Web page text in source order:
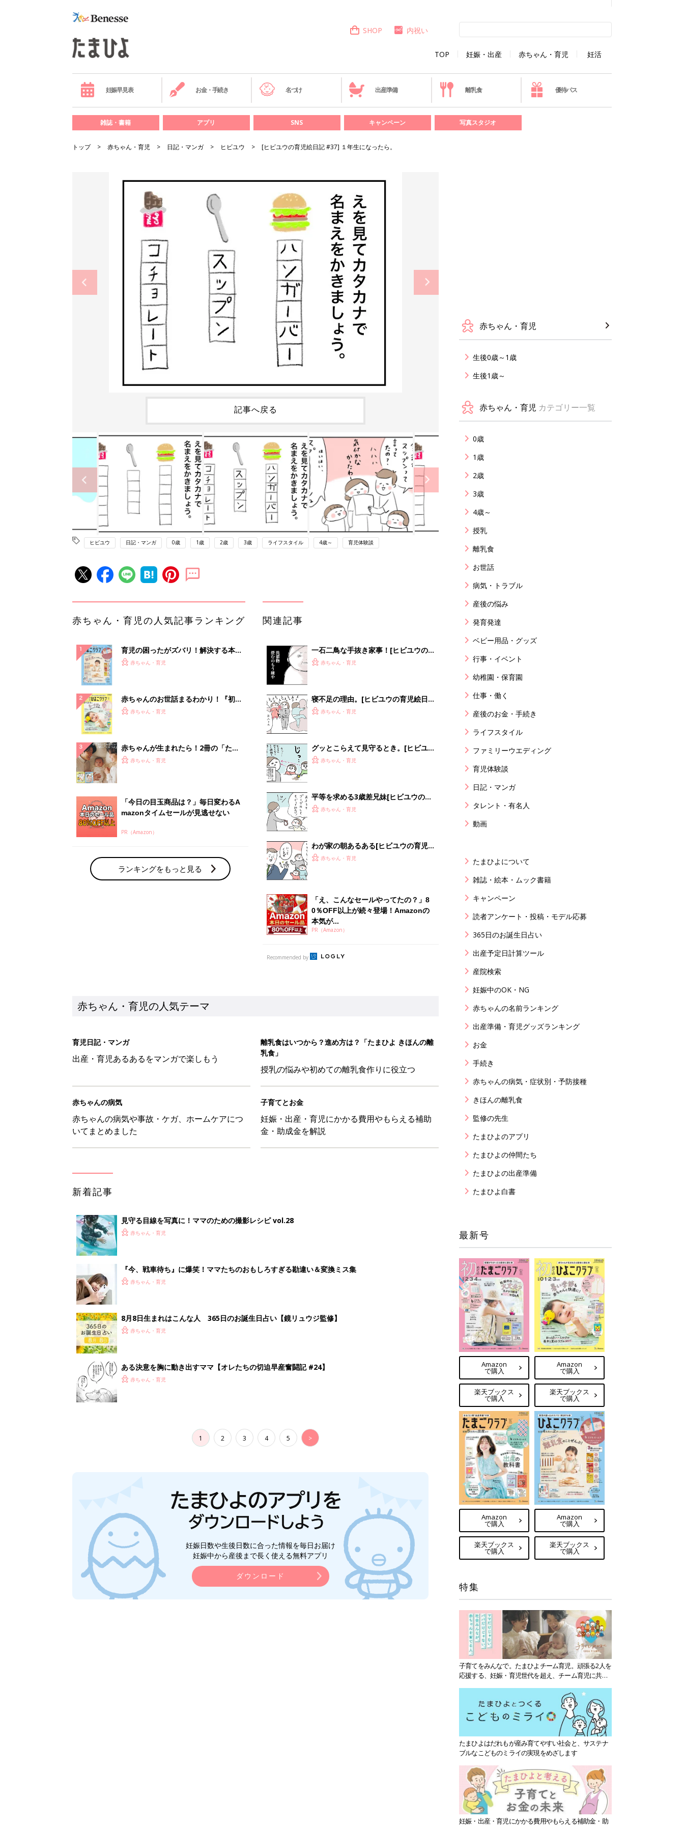
TOP 妊娠・出産 赤ちゃん・育児 妊活
SHOP 内祝い
妊娠早見表 お金・手続き 名づけ 出産準備 離乳食 優待パス
雑誌・書籍 アプリ SNS キャンペーン 写真スタジオ
トップ 赤ちゃん・育児 日記・マンガ ヒビユウ [ヒビユウの育児絵日記 #37] １年生になったら。
記事へ戻る
ヒビユウ 日記・マンガ 0歳 1歳 2歳 3歳 ライフスタイル 4歳～ 育児体験談
赤ちゃん・育児の人気記事ランキング
育児の困ったがズバリ！解決する本
『ひよこクラブ 秋号』 4カ月～2才
赤ちゃん・育児
赤ちゃんのお世話まるわかり！『初め
てのひよこクラブ 夏号』〈巻頭大特
赤ちゃん・育児
赤ちゃんが生まれたら！2冊の「たま
ひよ」
赤ちゃん・育児
「今日の目玉商品は？」毎日変わるA
mazonタイムセールが見逃せない
PR（Amazon）
ランキングをもっと見る
関連記事
一石二鳥な手抜き家事！[ヒビユウの
育児絵日記 #96]
赤ちゃん・育児
寝不足の理由。[ヒビユウの育児絵日
記 #91]
赤ちゃん・育児
グッとこらえて見守るとき。[ヒビユ
ウの育児絵日記 #95]
赤ちゃん・育児
平等を求める3歳差兄妹[ヒビユウの育
児絵日記 #94]
赤ちゃん・育児
わが家の朝あるある[ヒビユウの育児
絵日記 #93]
赤ちゃん・育児
「え、こんなセールやってたの？」8
0％OFF以上が続々登場！Amazonの
本気が...
PR（Amazon）
Recommended by
赤ちゃん・育児の人気テーマ
育児日記・マンガ
出産・育児あるあるをマンガで楽しもう
離乳食はいつから？進め方は？「たまひよ きほんの離
乳食」
授乳の悩みや初めての離乳食作りに役立つ
赤ちゃんの病気
赤ちゃんの病気や事故・ケガ、ホームケアにつ
いてまとめました
子育てとお金
妊娠・出産・育児にかかる費用やもらえる補助
金・助成金を解説
新着記事
見守る目線を写真に！ママのための撮影レシピ vol.28
赤ちゃん・育児
『今、戦車待ち』に爆笑！ママたちのおもしろすぎる勘違い＆変換ミス集
赤ちゃん・育児
8月8日生まれはこんな人 365日のお誕生日占い【鏡リュウジ監修】
赤ちゃん・育児
ある決意を胸に動き出すママ【オレたちの切迫早産奮闘記 #24】
赤ちゃん・育児
1 2 3 4 5 >
妊娠日数や生後日数に合った情報を毎日お届け
妊娠中から産後まで長く使える無料アプリ
ダウンロード
赤ちゃん・育児
生後0歳～1歳
生後1歳～
赤ちゃん・育児 カテゴリー一覧
0歳
1歳
2歳
3歳
4歳～
授乳
離乳食
お世話
病気・トラブル
産後の悩み
発育発達
ベビー用品・グッズ
行事・イベント
幼稚園・保育園
仕事・働く
産後のお金・手続き
ライフスタイル
ファミリーウエディング
育児体験談
日記・マンガ
タレント・有名人
動画
たまひよについて
雑誌・絵本・ムック書籍
キャンペーン
読者アンケート・投稿・モデル応募
365日のお誕生日占い
出産予定日計算ツール
産院検索
妊娠中のOK・NG
赤ちゃんの名前ランキング
出産準備・育児グッズランキング
お金
手続き
赤ちゃんの病気・症状別・予防接種
きほんの離乳食
監修の先生
たまひよのアプリ
たまひよの仲間たち
たまひよの出産準備
たまひよ白書
最新号
Amazon
で購入
楽天ブックス
で購入
Amazon
で購入
楽天ブックス
で購入
Amazon
で購入
楽天ブックス
で購入
Amazon
で購入
楽天ブックス
で購入
特集
子育てをみんなで。たまひよチーム育児。頑張る2人を
応援する、妊娠・育児世代を超え、チーム育児に共感
たまひよはだれもが産み育てやすい社会と、サステナ
ブルなこどものミライの実現をめざします
妊娠・出産・育児にかかる費用やもらえる補助金・助